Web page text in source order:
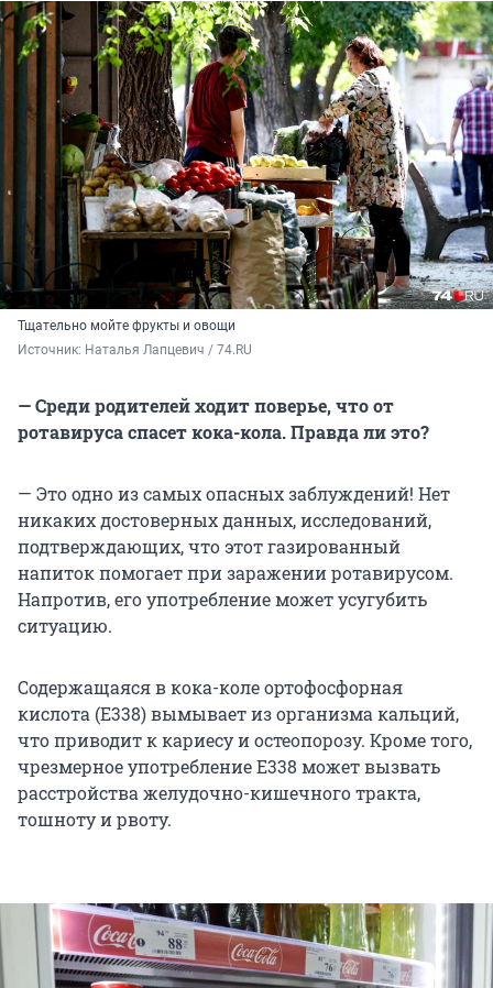
Тщательно мойте фрукты и овощи
Источник: Наталья Лапцевич / 74.RU
— Среди родителей ходит поверье, что от
ротавируса спасет кока-кола. Правда ли это?
— Это одно из самых опасных заблуждений! Нет
никаких достоверных данных, исследований,
подтверждающих, что этот газированный
напиток помогает при заражении ротавирусом.
Напротив, его употребление может усугубить
ситуацию.
Содержащаяся в кока-коле ортофосфорная
кислота (Е338) вымывает из организма кальций,
что приводит к кариесу и остеопорозу. Кроме того,
чрезмерное употребление Е338 может вызвать
расстройства желудочно-кишечного тракта,
тошноту и рвоту.